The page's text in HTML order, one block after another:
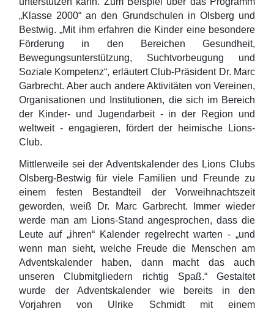
„Klasse 2000“ an den Grundschulen in Olsberg und
Bestwig. „Mit ihm erfahren die Kinder eine besondere
Förderung in den Bereichen Gesundheit,
Bewegungsunterstützung, Suchtvorbeugung und
Soziale Kompetenz“, erläutert Club-Präsident Dr. Marc
Garbrecht. Aber auch andere Aktivitäten von Vereinen,
Organisationen und Institutionen, die sich im Bereich
der Kinder- und Jugendarbeit - in der Region und
weltweit - engagieren, fördert der heimische Lions-
Club.
Mittlerweile sei der Adventskalender des Lions Clubs
Olsberg-Bestwig für viele Familien und Freunde zu
einem festen Bestandteil der Vorweihnachtszeit
geworden, weiß Dr. Marc Garbrecht. Immer wieder
werde man am Lions-Stand angesprochen, dass die
Leute auf „ihren“ Kalender regelrecht warten - „und
wenn man sieht, welche Freude die Menschen am
Adventskalender haben, dann macht das auch
unseren Clubmitgliedern richtig Spaß.“ Gestaltet
wurde der Adventskalender wie bereits in den
Vorjahren von Ulrike Schmidt mit einem